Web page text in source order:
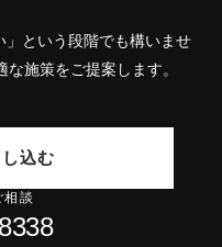
」という段階でも構いませ
施策をご提案します。
込む
相談